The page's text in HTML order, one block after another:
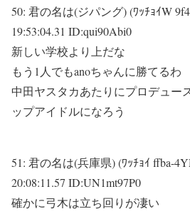
50: 君の名は(ジパング) (ﾜｯﾁｮｲW
19:53:04.31 ID:qui90Abi0
新しい学校より上だな
もう1人でもanoちゃんに勝てるわ
中田ヤスタカあたりにプロデュー
ップアイドルになろう
51: 君の名は(兵庫県) (ﾜｯﾁｮｲ ffba-
20:08:11.57 ID:UN1mt97P0
確かに弓木は立ち回りが凄い